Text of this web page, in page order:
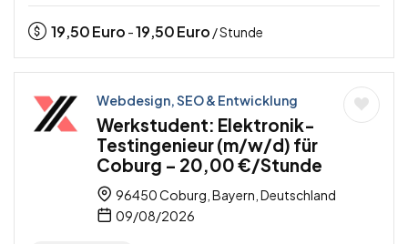
19,50Euro -19,50Euro / Stunde
Webdesign, SEO & Entwicklung
Werkstudent: Elektronik-
Testingenieur (m/w/d) für
Coburg – 20,00 €/Stunde
96450 Coburg, Bayern, Deutschland
09/08/2026